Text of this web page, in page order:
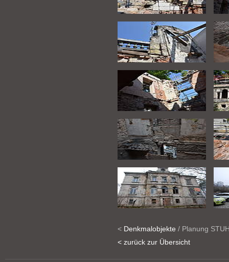
< Denkmalobjekte / Planung
< zurück zur Übersicht